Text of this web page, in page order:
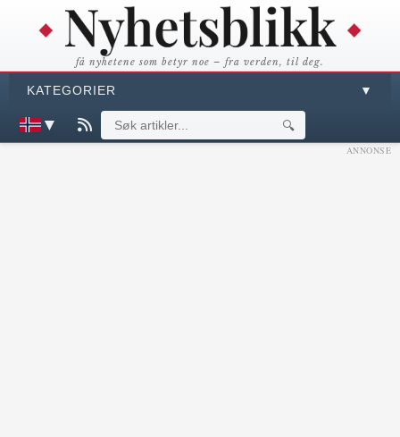
få nyhetene som betyr noe – fra verden, til deg.
KATEGORIER ▼
▼ 🔍
ANNONSE